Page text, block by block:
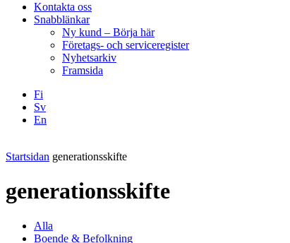
Kontakta oss
Snabblänkar
Ny kund – Börja här
Företags- och serviceregister
Nyhetsarkiv
Framsida
Fi
Sv
En
Startsidan generationsskifte
generationsskifte
Alla
Boende & Befolkning